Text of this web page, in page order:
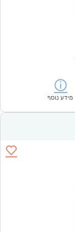
מידע נוסף